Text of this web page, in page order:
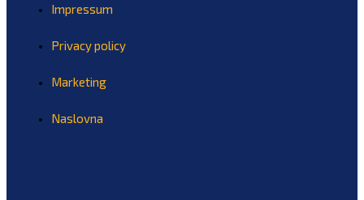
Impressum
Privacy policy
Marketing
Naslovna